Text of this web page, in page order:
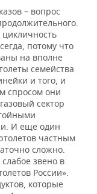
– вопрос
потому что
на вполне
семейства
и того, и
спросом они
сектор
И еще один
частным
сложно.
звено в
России».
которые